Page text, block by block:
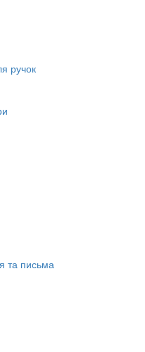
ручок
та письма